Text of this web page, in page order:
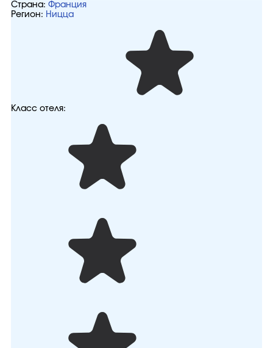
Страна: Франция
Регион: Ницца
Класс отеля: